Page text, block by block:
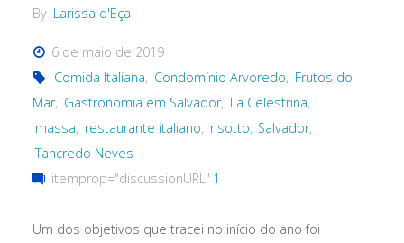
By Larissa d'Eça
6 de maio de 2019
Comida Italiana, Condomínio Arvoredo, Frutos do
Mar, Gastronomia em Salvador, La Celestrina,
massa, restaurante italiano, risotto, Salvador,
Tancredo Neves
itemprop="discussionURL" 1
Um dos objetivos que tracei no início do ano foi